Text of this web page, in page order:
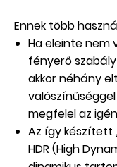
Ennek több
Ha eleinte nem
fényerő
akkor néhány
megfelel az
Az így készített
HDR (High